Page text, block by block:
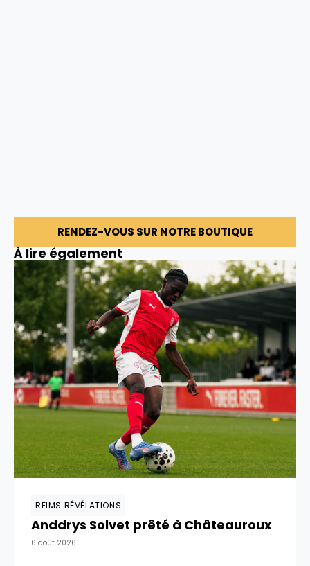
RENDEZ-VOUS SUR NOTRE BOUTIQUE
À lire également
REIMS RÉVÉLATIONS
Anddrys Solvet prêté à Châteauroux
6 août 2026